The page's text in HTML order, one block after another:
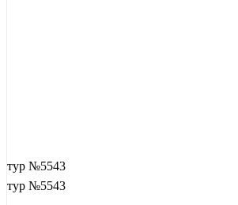
тур №5543
тур №5543